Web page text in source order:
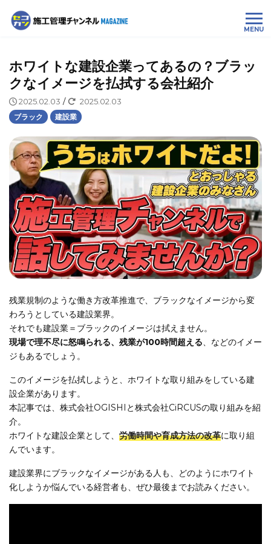
MENU
ホワイトな建設企業ってあるの？ブラッ
クなイメージを払拭する会社紹介
2025.02.03 / 2025.02.03
ブラック 建設業
残業規制のような働き方改革推進で、ブラックなイメージから変
わろうとしている建設業界。
それでも建設業＝ブラックのイメージは拭えません。
現場で理不尽に怒鳴られる、残業が100時間超える、などのイメー
ジもあるでしょう。
このイメージを払拭しようと、ホワイトな取り組みをしている建
設企業があります。
本記事では、株式会社OGISHIと株式会社CiRCUSの取り組みを紹
介。
ホワイトな建設企業として、 労働時間や育成方法の改革に取り組
んでいます。
建設業界にブラックなイメージがある人も、どのようにホワイト
化しようか悩んでいる経営者も、ぜひ最後までお読みください。